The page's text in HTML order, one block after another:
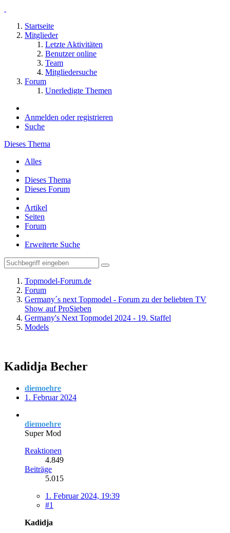
Startseite
Mitglieder
Letzte Aktivitäten
Benutzer online
Team
Mitgliedersuche
Forum
Unerledigte Themen
Anmelden oder registrieren
Suche
Dieses Thema
Alles
Dieses Thema
Dieses Forum
Artikel
Seiten
Forum
Erweiterte Suche
Topmodel-Forum.de
Forum
Germany´s next Topmodel - Forum zu der beliebten TV
Show auf ProSieben
Germany's Next Topmodel 2024 - 19. Staffel
Models
Kadidja Becher
diemoehre
1. Februar 2024
diemoehre
Super Mod
Reaktionen
4.849
Beiträge
5.015
1. Februar 2024, 19:39
#1
Kadidja